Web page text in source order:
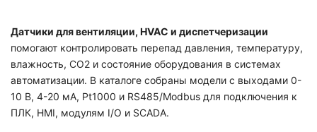
Датчики для вентиляции, HVAC и диспетчеризации
помогают контролировать перепад давления, температуру,
влажность, CO2 и состояние оборудования в системах
автоматизации. В каталоге собраны модели с выходами 0-
10 В, 4-20 мА, Pt1000 и RS485/Modbus для подключения к
ПЛК, HMI, модулям I/O и SCADA.